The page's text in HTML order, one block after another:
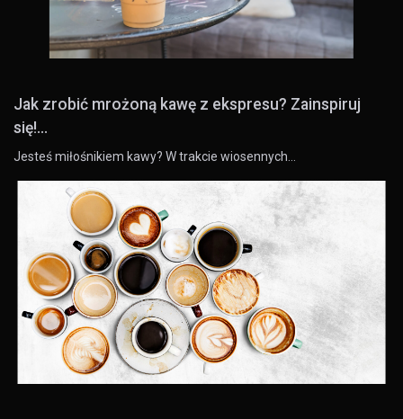
Jak zrobić mrożoną kawę z ekspresu? Zainspiruj
się!...
Jesteś miłośnikiem kawy? W trakcie wiosennych…